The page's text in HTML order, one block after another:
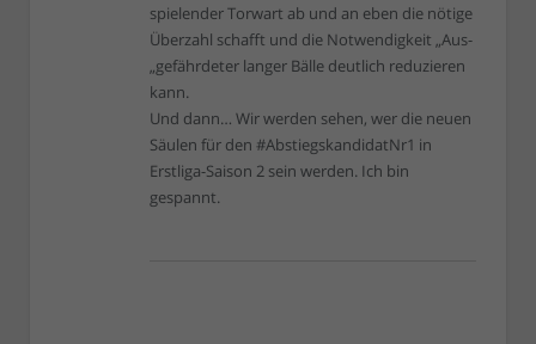
spielender Torwart ab und an eben die nötige
Überzahl schafft und die Notwendigkeit „Aus-
„gefährdeter langer Bälle deutlich reduzieren
kann.
Und dann… Wir werden sehen, wer die neuen
Säulen für den #AbstiegskandidatNr1 in
Erstliga-Saison 2 sein werden. Ich bin
gespannt.